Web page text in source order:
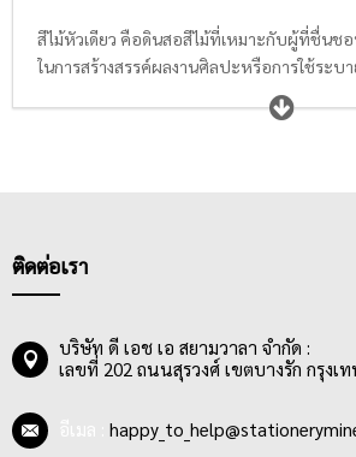
สีไม้หัวเดียว คือดินสอสีไม้ที่เหมาะกับผู้ที่ชื่นช
ในการสร้างสรรค์ผลงานศิลปะหรือการใช้ระบา
พัฒนาการในวัยเด็ก โดยผู้ใช้งานสีไม้หัวเดียวเ
หลากหลายมาก ตั้งแต่เด็กประถมตลอดจนศิล
ลบออกได้ง่ายไม่ทิ้งคราบสีให้สกปรกเลอะเทอะ
สี เป็นต้น ซึ่งราคาของสีไม้หัวเดียวก็จะขึ้นอยู่กับ
เช่นกัน
ติดต่อเรา
บริษัท ดี เอช เอ สยามวาลา จำกัด :
เลขที่ 202 ถนนสุรวงศ์ เขตบางรัก กรุงเ